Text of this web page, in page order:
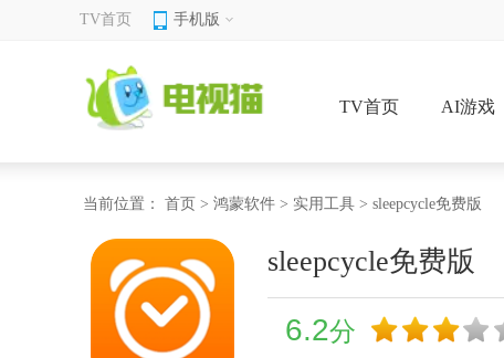
TV首页 手机版
TV首页 AI游戏
当前位置： 首页 > 鸿蒙软件 > 实用工具 > sleepcycle免费版
sleepcycle免费版
6.2分